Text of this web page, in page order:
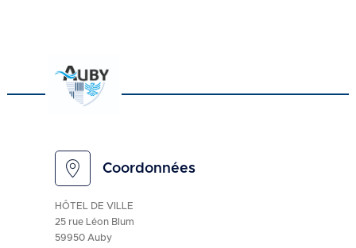
Coordonnées
HÔTEL DE VILLE
25 rue Léon Blum
59950 Auby